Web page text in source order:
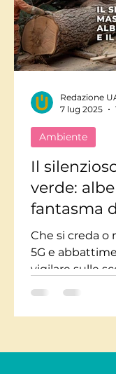
Viaggi
Viaggi
Personaggi
Giornate
Audiolibri
Il
verde:
fantasma
Che si creda o
5G e
vigilare sulle
verde urbano.
perizie reali,
E soprattutto,
Ambiente
Redazione
7 lug 2025